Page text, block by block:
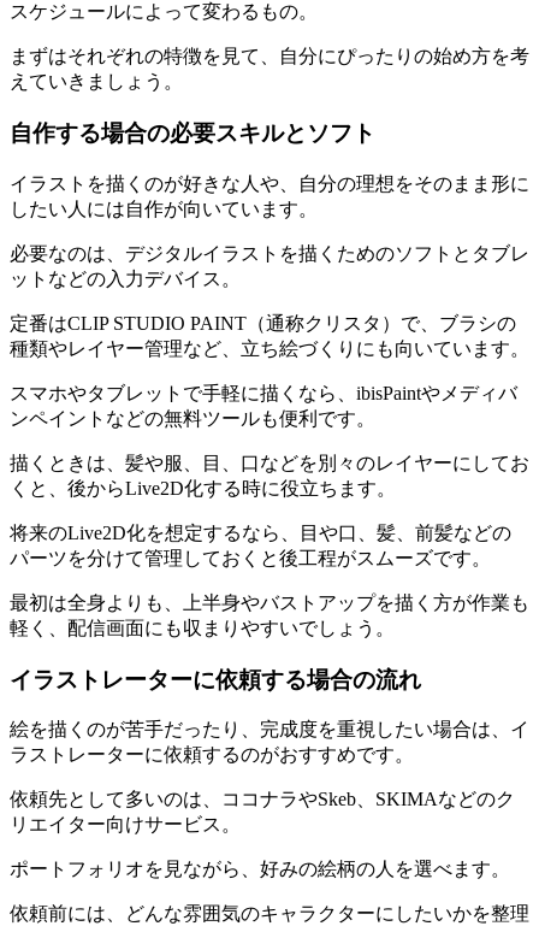
スケジュールによって変わるもの。
まずはそれぞれの特徴を見て、自分にぴったりの始め方を考
えていきましょう。
自作する場合の必要スキルとソフト
イラストを描くのが好きな人や、自分の理想をそのまま形に
したい人には自作が向いています。
必要なのは、デジタルイラストを描くためのソフトとタブレ
ットなどの入力デバイス。
定番はCLIP STUDIO PAINT（通称クリスタ）で、ブラシの
種類やレイヤー管理など、立ち絵づくりにも向いています。
スマホやタブレットで手軽に描くなら、ibisPaintやメディバ
ンペイントなどの無料ツールも便利です。
描くときは、髪や服、目、口などを別々のレイヤーにしてお
くと、後からLive2D化する時に役立ちます。
将来のLive2D化を想定するなら、目や口、髪、前髪などの
パーツを分けて管理しておくと後工程がスムーズです。
最初は全身よりも、上半身やバストアップを描く方が作業も
軽く、配信画面にも収まりやすいでしょう。
イラストレーターに依頼する場合の流れ
絵を描くのが苦手だったり、完成度を重視したい場合は、イ
ラストレーターに依頼するのがおすすめです。
依頼先として多いのは、ココナラやSkeb、SKIMAなどのク
リエイター向けサービス。
ポートフォリオを見ながら、好みの絵柄の人を選べます。
依頼前には、どんな雰囲気のキャラクターにしたいかを整理